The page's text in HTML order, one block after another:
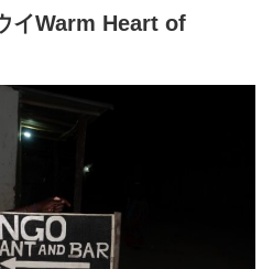
Warm Heart of